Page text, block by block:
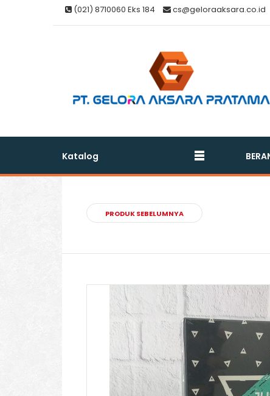
(021) 8710060 Eks 184 cs@geloraaksara.co.id
Katalog
PRODUK SEBELUMNYA